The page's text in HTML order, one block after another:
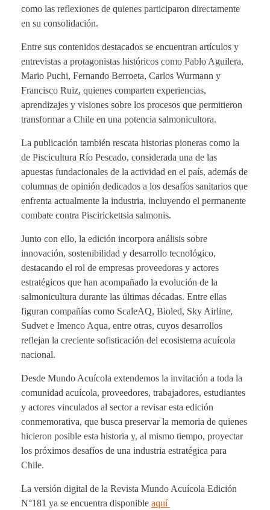
como las reflexiones de quienes participaron directamente
en su consolidación.
Entre sus contenidos destacados se encuentran artículos y
entrevistas a protagonistas históricos como Pablo Aguilera,
Mario Puchi, Fernando Berroeta, Carlos Wurmann y
Francisco Ruiz, quienes comparten experiencias,
aprendizajes y visiones sobre los procesos que permitieron
transformar a Chile en una potencia salmonicultora.
La publicación también rescata historias pioneras como la
de Piscicultura Río Pescado, considerada una de las
apuestas fundacionales de la actividad en el país, además de
columnas de opinión dedicados a los desafíos sanitarios que
enfrenta actualmente la industria, incluyendo el permanente
combate contra Piscirickettsia salmonis.
Junto con ello, la edición incorpora análisis sobre
innovación, sostenibilidad y desarrollo tecnológico,
destacando el rol de empresas proveedoras y actores
estratégicos que han acompañado la evolución de la
salmonicultura durante las últimas décadas. Entre ellas
figuran compañías como ScaleAQ, Bioled, Sky Airline,
Sudvet e Imenco Aqua, entre otras, cuyos desarrollos
reflejan la creciente sofisticación del ecosistema acuícola
nacional.
Desde Mundo Acuícola extendemos la invitación a toda la
comunidad acuícola, proveedores, trabajadores, estudiantes
y actores vinculados al sector a revisar esta edición
conmemorativa, que busca preservar la memoria de quienes
hicieron posible esta historia y, al mismo tiempo, proyectar
los próximos desafíos de una industria estratégica para
Chile.
La versión digital de la Revista Mundo Acuícola Edición
N°181 ya se encuentra disponible aquí